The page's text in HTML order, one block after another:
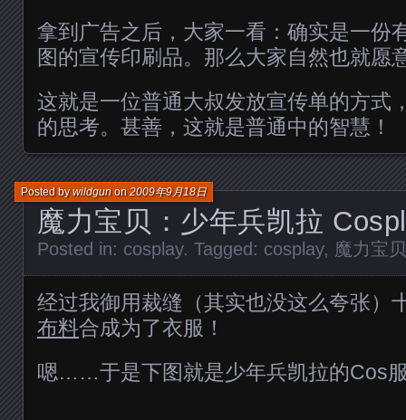
拿到广告之后，大家一看：确实是一份
图的宣传印刷品。那么大家自然也就愿
这就是一位普通大叔发放宣传单的方式
的思考。甚善，这就是普通中的智慧！
魔力宝贝：少年兵凯拉
Posted bywildgunon2009年9月18日
Posted in: cosplay. Tagged: cosplay, 魔力宝贝
经过我御用裁缝（其实也没这么夸张）
布料合成为了衣服！
嗯……于是下图就是少年兵凯拉的Cos